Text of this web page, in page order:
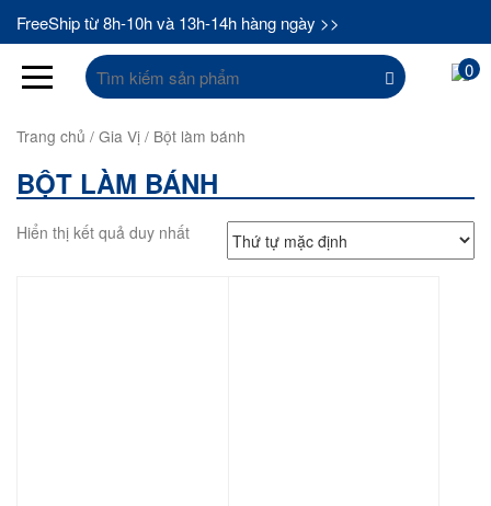
FreeShip từ 8h-10h và 13h-14h hàng ngày >>
Tìm
kiếm:
0
Trang chủ / Gia Vị / Bột làm bánh
BỘT LÀM BÁNH
Hiển thị kết quả duy nhất